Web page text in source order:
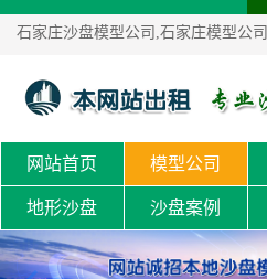
石家庄沙盘模型公司,石家庄模型公
制作、沙盘定制！
网站首页 模型公司
地形沙盘 沙盘案例